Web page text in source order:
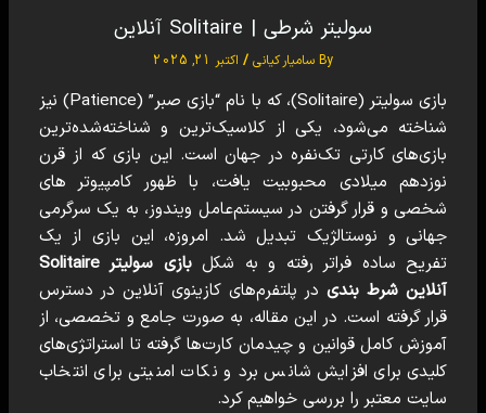
سولیتر شرطی | Solitaire آنلاین
By سامیار کیانی/ اکتبر 21, 2025
بازی سولیتر (Solitaire)، که با نام “بازی صبر” (Patience) نیز
شناخته می‌شود، یکی از کلاسیک‌ترین و شناخته‌شده‌ترین
بازی‌های کارتی تک‌نفره در جهان است. این بازی که از قرن
نوزدهم میلادی محبوبیت یافت، با ظهور کامپیوتر های
شخصی و قرار گرفتن در سیستم‌عامل ویندوز، به یک سرگرمی
جهانی و نوستالژیک تبدیل شد. امروزه، این بازی از یک
تفریح ساده فراتر رفته و به شکل
بازی سولیتر Solitaire
آنلاین شرط بندی در پلتفرم‌های کازینوی آنلاین در دسترس
قرار گرفته است. در این مقاله، به صورت جامع و تخصصی، از
آموزش کامل قوانین و چیدمان کارت‌ها گرفته تا استراتژی‌های
کلیدی برای افزایش شانس برد و نکات امنیتی برای انتخاب
سایت معتبر را بررسی خواهیم کرد.